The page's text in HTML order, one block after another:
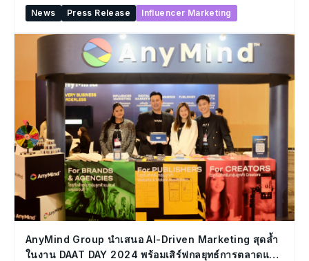
News
Press Release Influencer Marketing
AnyMind Group นำเสนอ AI-Driven Marketing สุดล้ำ
ในงาน DAAT DAY 2024 พร้อมเสิร์ฟกลยุทธ์การตลาดแห่ง